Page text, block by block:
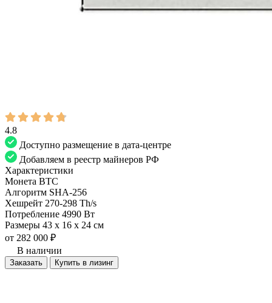
4.8
Доступно размещение в дата-центре
Добавляем в реестр майнеров РФ
Характеристики
Монета BTC
Алгоритм SHA-256
Хешрейт 270-298 Th/s
Потребление 4990 Вт
Размеры 43 х 16 х 24 см
от 282 000 ₽
В наличии
Заказать Купить в лизинг